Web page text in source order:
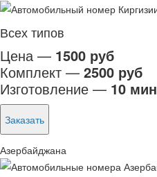
Всех типов
Цена — 1500 руб
Комплект — 2500 руб
Изготовление — 10 мин
Заказать
Азербайджана